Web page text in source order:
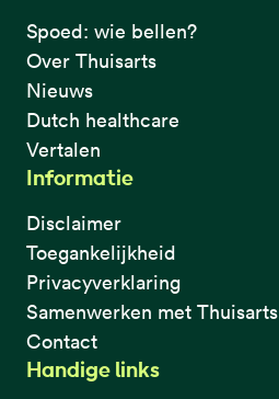
Spoed: wie bellen?
Over Thuisarts
Nieuws
Dutch healthcare
Vertalen
Informatie
Disclaimer
Toegankelijkheid
Privacyverklaring
Samenwerken met Thuisarts
Contact
Handige links